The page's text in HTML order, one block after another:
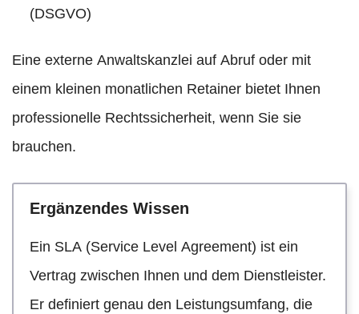
(DSGVO)
Eine externe Anwaltskanzlei auf Abruf oder mit
einem kleinen monatlichen Retainer bietet Ihnen
professionelle Rechtssicherheit, wenn Sie sie
brauchen.
Ergänzendes Wissen
Ein SLA (Service Level Agreement) ist ein
Vertrag zwischen Ihnen und dem Dienstleister.
Er definiert genau den Leistungsumfang, die